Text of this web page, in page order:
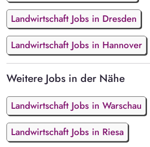
Landwirtschaft Jobs in Dresden
Landwirtschaft Jobs in Hannover
Weitere Jobs in der Nähe
Landwirtschaft Jobs in Warschau
Landwirtschaft Jobs in Riesa